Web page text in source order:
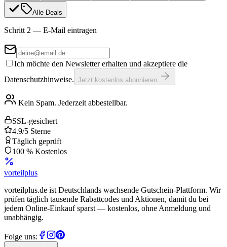
Alle Deals
Schritt 2 — E-Mail eintragen
Ich möchte den Newsletter erhalten und akzeptiere die
Datenschutzhinweise. Jetzt kostenlos abonnieren
Kein Spam. Jederzeit abbestellbar.
SSL-gesichert
4.9/5 Sterne
Täglich geprüft
100 % Kostenlos
vorteilplus
vorteilplus.de ist Deutschlands wachsende Gutschein-Plattform. Wir
prüfen täglich tausende Rabattcodes und Aktionen, damit du bei
jedem Online-Einkauf sparst — kostenlos, ohne Anmeldung und
unabhängig.
Folge uns: